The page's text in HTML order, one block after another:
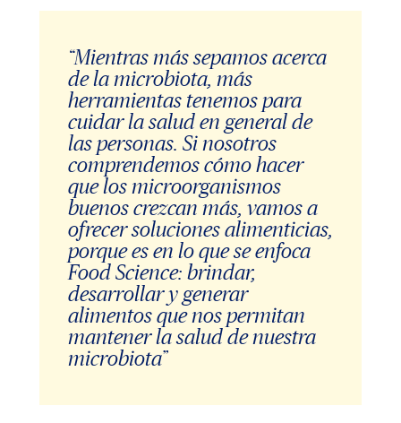
“Mientras más sepamos acerca
de la microbiota, más
herramientas tenemos para
cuidar la salud en general de
las personas. Si nosotros
comprendemos cómo hacer
que los microorganismos
buenos crezcan más, vamos a
ofrecer soluciones alimenticias,
porque es en lo que se enfoca
Food Science: brindar,
desarrollar y generar
alimentos que nos permitan
mantener la salud de nuestra
microbiota”